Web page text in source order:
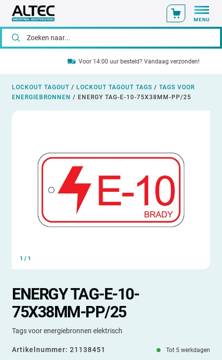
MENU
Voor 14:00 uur besteld? Vandaag verzonden!
LOCKOUT TAGOUT / LOCKOUT TAGOUT TAGS / TAGS VOOR
ENERGIEBRONNEN / ENERGY TAG-E-10-75X38MM-PP/25
1 / 1
ENERGY TAG-E-10-
75X38MM-PP/25
Tags voor energiebronnen elektrisch
Artikelnummer: 21138451 Tot 5 werkdagen